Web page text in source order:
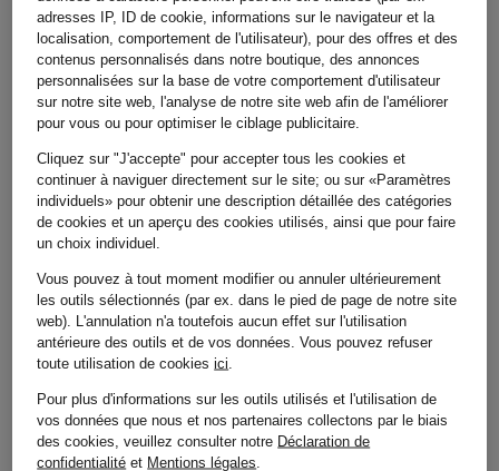
CRÉER UN COMPTE
J’AI UN COMPTE
SE CONNECTER MAINTENANT
CRÉER UN COMPTE
Adresse e-mail
Créer un mot de passe
En m'inscrivant sur la boutique en ligne, j'accepte les
CGV
de Breuninger et je prends connaissance de la
déclaration de confidentialité
adresses IP, ID de cookie, informations sur le navigateur et la
localisation, comportement de l'utilisateur), pour des offres et des
contenus personnalisés dans notre boutique, des annonces
personnalisées sur la base de votre comportement d'utilisateur
sur notre site web, l'analyse de notre site web afin de l'améliorer
pour vous ou pour optimiser le ciblage publicitaire.
Cliquez sur "J'accepte" pour accepter tous les cookies et
continuer à naviguer directement sur le site; ou sur «Paramètres
individuels» pour obtenir une description détaillée des catégories
de cookies et un aperçu des cookies utilisés, ainsi que pour faire
un choix individuel.
Vous pouvez à tout moment modifier ou annuler ultérieurement
les outils sélectionnés (par ex. dans le pied de page de notre site
web). L'annulation n'a toutefois aucun effet sur l'utilisation
antérieure des outils et de vos données.Vous pouvez refuser
toute utilisation de cookiesici
Pour plus d'informations sur les outils utilisés et l'utilisation de
vos données que nous et nos partenaires collectons par le biais
des cookies, veuillez consulter notre Déclaration de
confidentialité et Mentions légales